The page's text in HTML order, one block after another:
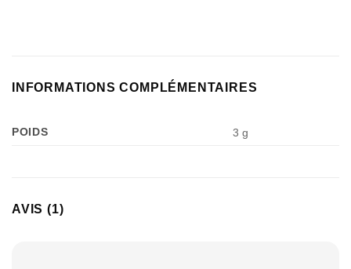
INFORMATIONS COMPLÉMENTAIRES
POIDS 3 g
AVIS (1)